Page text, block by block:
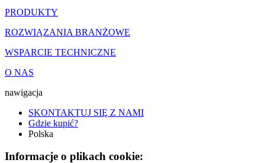
PRODUKTY
ROZWIĄZANIA BRANŻOWE
WSPARCIE TECHNICZNE
O NAS
nawigacja
SKONTAKTUJ SIĘ Z NAMI
Gdzie kupić?
Polska
Informacje o plikach cookie: